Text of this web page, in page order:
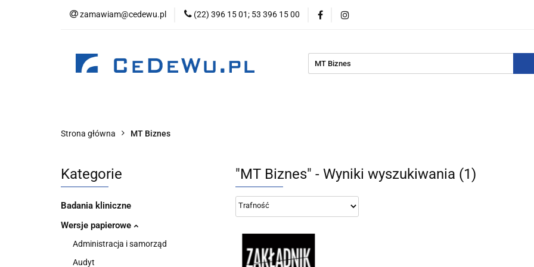
zamawiam@cedewu.pl (22) 396 15 01; 53 396 15 00
Kategorie Nowości Zapowiedzi
Wydawnictwo For English Wydawnictwa
Strona główna MT Biznes
Kategorie
Badania kliniczne
Wersje papierowe
Administracja i samorząd
Audyt
"MT Biznes" - Wyniki wyszukiwania (1)